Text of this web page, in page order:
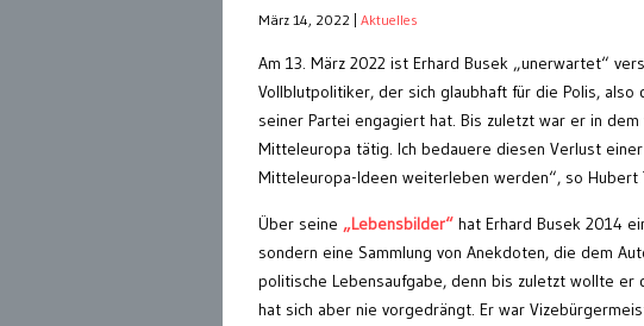
März 14, 2022 Aktuelles
Am 13. März 2022 ist Erhard Busek „unerwartet“
Vollblutpolitiker, der sich glaubhaft für die Polis,
seiner Partei engagiert hat. Bis zuletzt war er in
Mitteleuropa tätig. Ich bedauere diesen Verlust
Mitteleuropa-Ideen weiterleben werden“, so Hubert
Über seine „Lebensbilder“ hat Erhard Busek 2014
sondern eine Sammlung von Anekdoten, die dem
politische Lebensaufgabe, denn bis zuletzt wollte er
hat sich aber nie vorgedrängt. Er war